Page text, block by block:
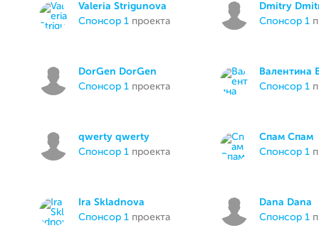
Valeria Strigunova
спонсор 1 проекта
Dmitry
спонсор 1
DorGen DorGen
спонсор 1 проекта
Валентина
спонсор 1
qwerty qwerty
спонсор 1 проекта
Спам Спам
спонсор 1
Ira Skladnova
спонсор 1 проекта
Dana Dana
спонсор 1